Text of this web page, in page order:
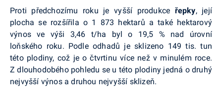
Proti předchozímu roku je vyšší produkce řepky, její
plocha se rozšířila o 1 873 hektarů a také hektarový
výnos ve výši 3,46 t/ha byl o 19,5 % nad úrovní
loňského roku. Podle odhadů je sklizeno 149 tis. tun
této plodiny, což je o čtvrtinu více než v minulém roce.
Z dlouhodobého pohledu se u této plodiny jedná o druhý
nejvyšší výnos a druhou nejvyšší sklizeň.